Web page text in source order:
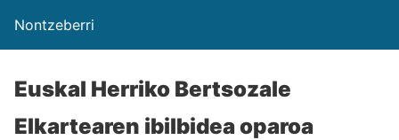
Nontzeberri
Euskal Herriko Bertsozale
Elkartearen ibilbidea oparoa